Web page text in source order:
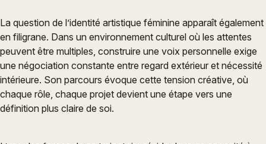
La question de l’identité artistique féminine apparaît également
en filigrane. Dans un environnement culturel où les attentes
peuvent être multiples, construire une voix personnelle exige
une négociation constante entre regard extérieur et nécessité
intérieure. Son parcours évoque cette tension créative, où
chaque rôle, chaque projet devient une étape vers une
définition plus claire de soi.